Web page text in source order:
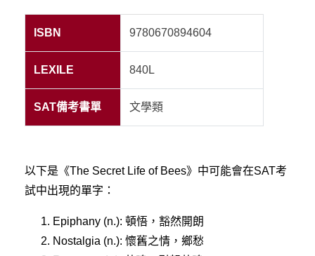
ISBN 9780670894604
LEXILE 840L
SAT備考書單 文學類
以下是《The Secret Life of Bees》中可能會在SAT考
試中出現的單字：
Epiphany (n.): 頓悟，豁然開朗
Nostalgia (n.): 懷舊之情，鄉愁